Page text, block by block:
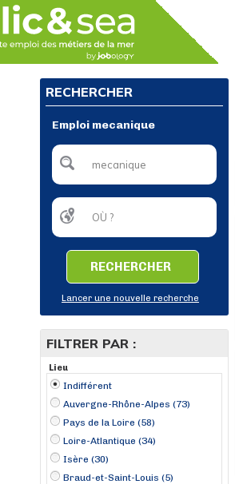
RECHERCHER
Emploi mecanique
RECHERCHER
Lancer une nouvelle recherche
FILTRER PAR :
Lieu
Indifférent
Auvergne-Rhône-Alpes (73)
Pays de la Loire (58)
Loire-Atlantique (34)
Isère (30)
Braud-et-Saint-Louis (5)